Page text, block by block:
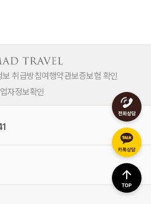
보 취급방침여행약관보증보험 확인
자정보확인